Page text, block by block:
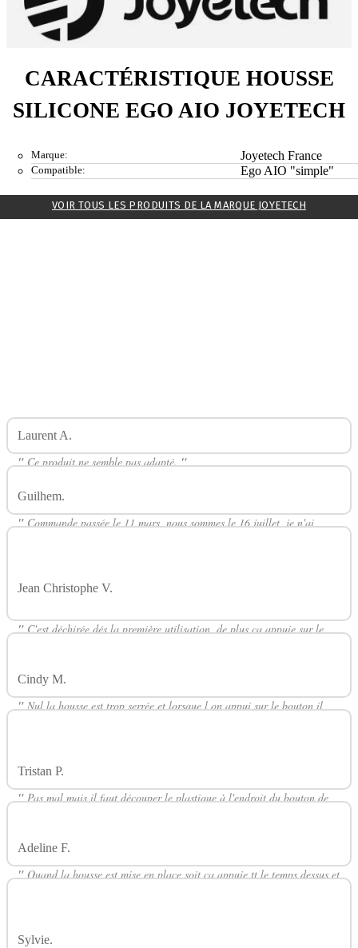
CARACTÉRISTIQUE HOUSSE
SILICONE EGO AIO JOYETECH
Marque: Joyetech France
Compatible: Ego AIO "simple"
VOIR TOUS LES PRODUITS DE LA MARQUE JOYETECH
Laurent A.
" Ce produit ne semble pas adapté. "
Guilhem.
" Commande passée le 11 mars, nous sommes le 16 juillet, je n'ai
Jean Christophe V.
" C'est déchirée dés la première utilisation, de plus ça appuie sur le
Cindy M.
" Nul la housse est trop serrée et lorsque l on appui sur le bouton il
Tristan P.
" Pas mal mais il faut découper le plastique à l'endroit du bouton de
Adeline F.
" Quand la housse est mise en place soit ça appuie tt le temps dessus et
Sylvie.